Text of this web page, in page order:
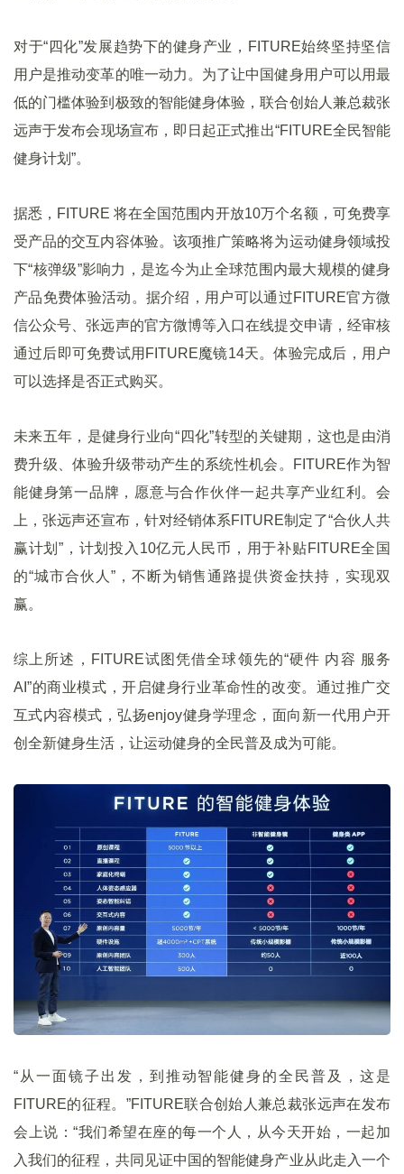
对于“四化”发展趋势下的健身产业，FITURE始终坚持坚信
用户是推动变革的唯一动力。为了让中国健身用户可以用最
低的门槛体验到极致的智能健身体验，联合创始人兼总裁张
远声于发布会现场宣布，即日起正式推出“FITURE全民智能
健身计划”。
据悉，FITURE 将在全国范围内开放10万个名额，可免费享
受产品的交互内容体验。该项推广策略将为运动健身领域投
下“核弹级”影响力，是迄今为止全球范围内最大规模的健身
产品免费体验活动。据介绍，用户可以通过FITURE官方微
信公众号、张远声的官方微博等入口在线提交申请，经审核
通过后即可免费试用FITURE魔镜14天。体验完成后，用户
可以选择是否正式购买。
未来五年，是健身行业向“四化”转型的关键期，这也是由消
费升级、体验升级带动产生的系统性机会。FITURE作为智
能健身第一品牌，愿意与合作伙伴一起共享产业红利。会
上，张远声还宣布，针对经销体系FITURE制定了“合伙人共
赢计划”，计划投入10亿元人民币，用于补贴FITURE全国
的“城市合伙人”，不断为销售通路提供资金扶持，实现双
赢。
综上所述，FITURE试图凭借全球领先的“硬件 内容 服务
AI”的商业模式，开启健身行业革命性的改变。通过推广交
互式内容模式，弘扬enjoy健身学理念，面向新一代用户开
创全新健身生活，让运动健身的全民普及成为可能。
“从一面镜子出发，到推动智能健身的全民普及，这是
FITURE的征程。”FITURE联合创始人兼总裁张远声在发布
会上说：“我们希望在座的每一个人，从今天开始，一起加
入我们的征程，共同见证中国的智能健身产业从此走入一个